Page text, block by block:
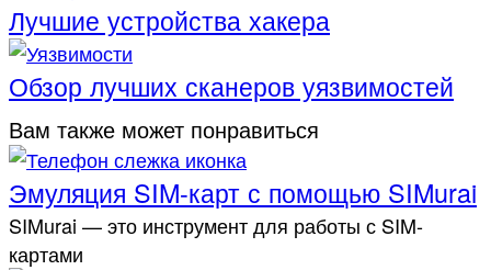
Лучшие устройства хакера
Обзор лучших сканеров уязвимостей
Вам также может понравиться
Эмуляция SIM-карт с помощью SIMurai
SIMurai — это инструмент для работы с SIM-
картами